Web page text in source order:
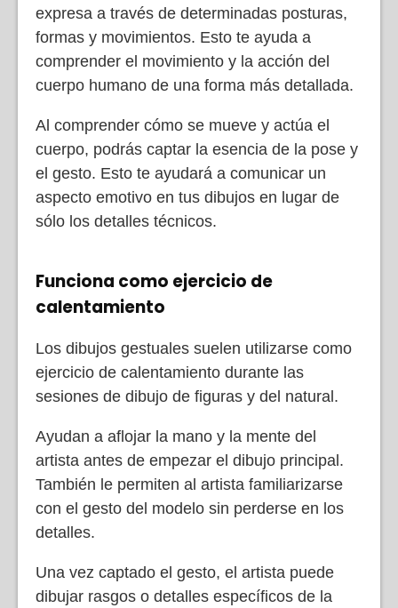
expresa a través de determinadas posturas,
formas y movimientos. Esto te ayuda a
comprender el movimiento y la acción del
cuerpo humano de una forma más detallada.
Al comprender cómo se mueve y actúa el
cuerpo, podrás captar la esencia de la pose y
el gesto. Esto te ayudará a comunicar un
aspecto emotivo en tus dibujos en lugar de
sólo los detalles técnicos.
Funciona como ejercicio de
calentamiento
Los dibujos gestuales suelen utilizarse como
ejercicio de calentamiento durante las
sesiones de dibujo de figuras y del natural.
Ayudan a aflojar la mano y la mente del
artista antes de empezar el dibujo principal.
También le permiten al artista familiarizarse
con el gesto del modelo sin perderse en los
detalles.
Una vez captado el gesto, el artista puede
dibujar rasgos o detalles específicos de la